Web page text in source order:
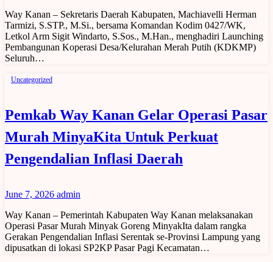
Way Kanan – Sekretaris Daerah Kabupaten, Machiavelli Herman
Tarmizi, S.STP., M.Si., bersama Komandan Kodim 0427/WK,
Letkol Arm Sigit Windarto, S.Sos., M.Han., menghadiri Launching
Pembangunan Koperasi Desa/Kelurahan Merah Putih (KDKMP)
Seluruh…
Uncategorized
Pemkab Way Kanan Gelar Operasi Pasar
Murah MinyaKita Untuk Perkuat
Pengendalian Inflasi Daerah
June 7, 2026 admin
Way Kanan – Pemerintah Kabupaten Way Kanan melaksanakan
Operasi Pasar Murah Minyak Goreng MinyakIta dalam rangka
Gerakan Pengendalian Inflasi Serentak se-Provinsi Lampung yang
dipusatkan di lokasi SP2KP Pasar Pagi Kecamatan…